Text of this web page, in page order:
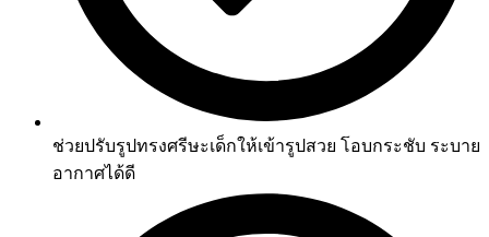
ช่วยปรับรูปทรงศรีษะเด็กให้เข้ารูปสวย โอบกระชับ ระบาย
อากาศได้ดี